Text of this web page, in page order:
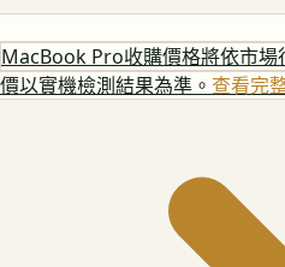
MacBook Pro收購價格將依市
價以實機檢測結果為準。 查看完